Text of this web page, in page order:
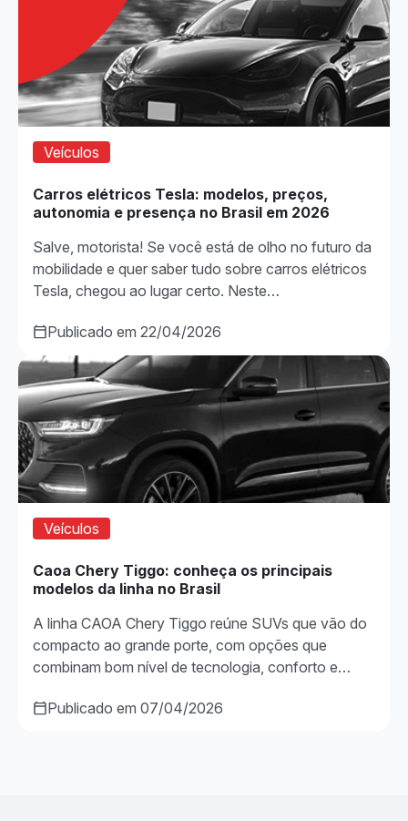
Veículos
Carros elétricos Tesla: modelos, preços,
autonomia e presença no Brasil em 2026
Salve, motorista! Se você está de olho no futuro da
mobilidade e quer saber tudo sobre carros elétricos
Tesla, chegou ao lugar certo. Neste…
Publicado em 22/04/2026
Veículos
Caoa Chery Tiggo: conheça os principais
modelos da linha no Brasil
A linha CAOA Chery Tiggo reúne SUVs que vão do
compacto ao grande porte, com opções que
combinam bom nível de tecnologia, conforto e…
Publicado em 07/04/2026